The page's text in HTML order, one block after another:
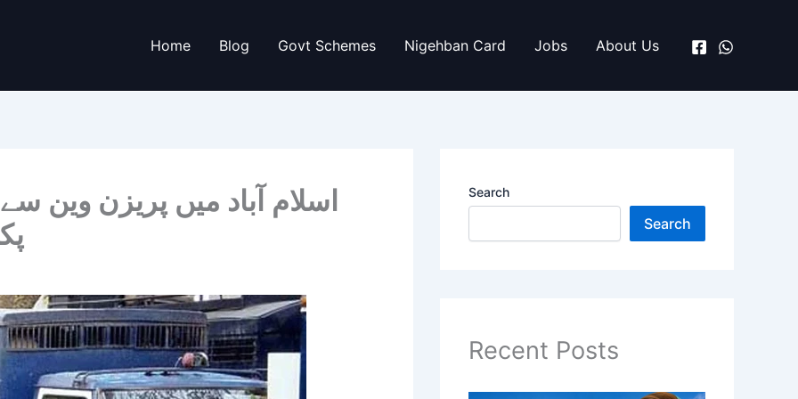
Home Blog Govt Schemes Nigehban Card Jobs About Us
Search
Search
Recent Posts